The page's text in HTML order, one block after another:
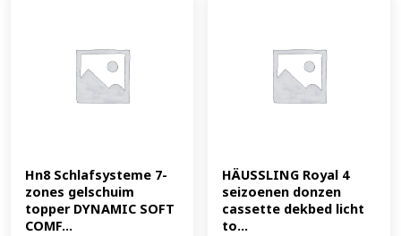
Hn8 Schlafsysteme 7-
zones gelschuim
topper DYNAMIC SOFT
COMF...
HÄUSSLING Royal 4
seizoenen donzen
cassette dekbed licht
to...